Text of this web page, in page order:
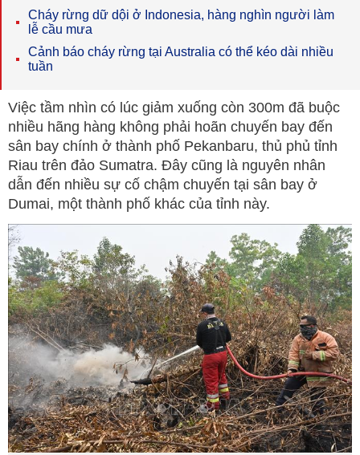
Cháy rừng dữ dội ở Indonesia, hàng nghìn người làm
lễ cầu mưa
Cảnh báo cháy rừng tại Australia có thể kéo dài nhiều
tuần
Việc tầm nhìn có lúc giảm xuống còn 300m đã buộc
nhiều hãng hàng không phải hoãn chuyến bay đến
sân bay chính ở thành phố Pekanbaru, thủ phủ tỉnh
Riau trên đảo Sumatra. Đây cũng là nguyên nhân
dẫn đến nhiều sự cố chậm chuyến tại sân bay ở
Dumai, một thành phố khác của tỉnh này.